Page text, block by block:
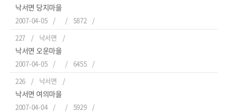
낙서면 당지마을
2007-04-05
5872
227
낙서면
낙서면 오운마을
2007-04-05
6455
226
낙서면
낙서면 여의마을
2007-04-04
5929